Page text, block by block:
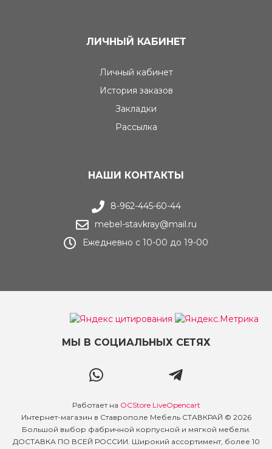
ЛИЧНЫЙ КАБИНЕТ
Личный кабинет
История заказов
Закладки
Рассылка
НАШИ КОНТАКТЫ
8-962-445-60-44
mebel-stavkray@mail.ru
Ежедневно с 10-00 до 19-00
МЫ В СОЦИАЛЬНЫХ СЕТЯХ
Работает на OCStore LiveOpencart
Интернет-магазин в Ставрополе Мебель СТАВКРАЙ © 2026
Большой выбор фабричной корпусной и мягкой мебели.
ДОСТАВКА ПО ВСЕЙ РОССИИ. Широкий ассортимент, более 10